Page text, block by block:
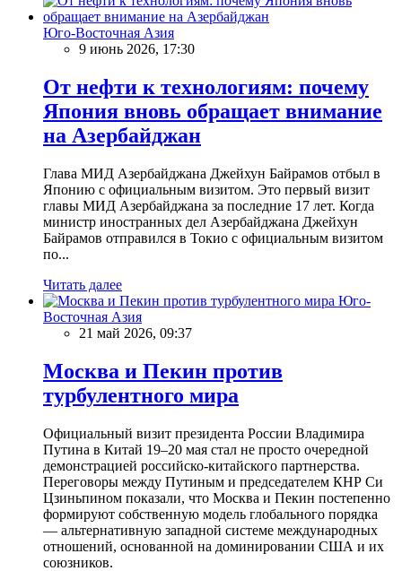
Юго-Восточная Азия
9 июнь 2026, 17:30
От нефти к технологиям: почему
Япония вновь обращает внимание
на Азербайджан
Глава МИД Азербайджана Джейхун Байрамов отбыл в
Японию с официальным визитом. Это первый визит
главы МИД Азербайджана за последние 17 лет. Когда
министр иностранных дел Азербайджана Джейхун
Байрамов отправился в Токио с официальным визитом
по...
Читать далее
Юго-
Восточная Азия
21 май 2026, 09:37
Москва и Пекин против
турбулентного мира
Официальный визит президента России Владимира
Путина в Китай 19–20 мая стал не просто очередной
демонстрацией российско-китайского партнерства.
Переговоры между Путиным и председателем КНР Си
Цзиньпином показали, что Москва и Пекин постепенно
формируют собственную модель глобального порядка
— альтернативную западной системе международных
отношений, основанной на доминировании США и их
союзников.